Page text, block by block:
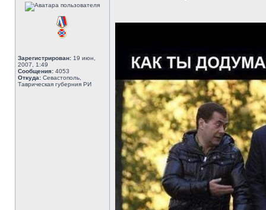
Зарегистрирован: 19 июн,
2007, 1:49
Сообщения: 4053
Откуда: Севастополь,
Таврическая губерния РИ